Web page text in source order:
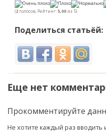
(2 голосов, Рейтинг: 5,00 из 5)
Поделиться статьёй:
Еще нет
Прокомментируйте
Не хотите каждый раз вводить